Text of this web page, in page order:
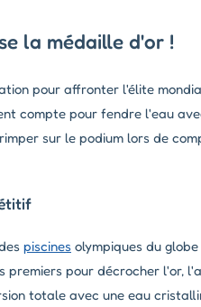
la médaille d'or !
pour affronter l'élite
compte pour fendre l'eau
sur le podium lors de
piscines olympiques du
premiers pour décrocher l'or,
totale avec une eau